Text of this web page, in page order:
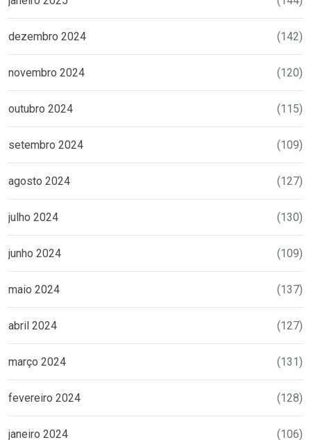
dezembro 2024 (142)
novembro 2024 (120)
outubro 2024 (115)
setembro 2024 (109)
agosto 2024 (127)
julho 2024 (130)
junho 2024 (109)
maio 2024 (137)
abril 2024 (127)
março 2024 (131)
fevereiro 2024 (128)
janeiro 2024 (106)